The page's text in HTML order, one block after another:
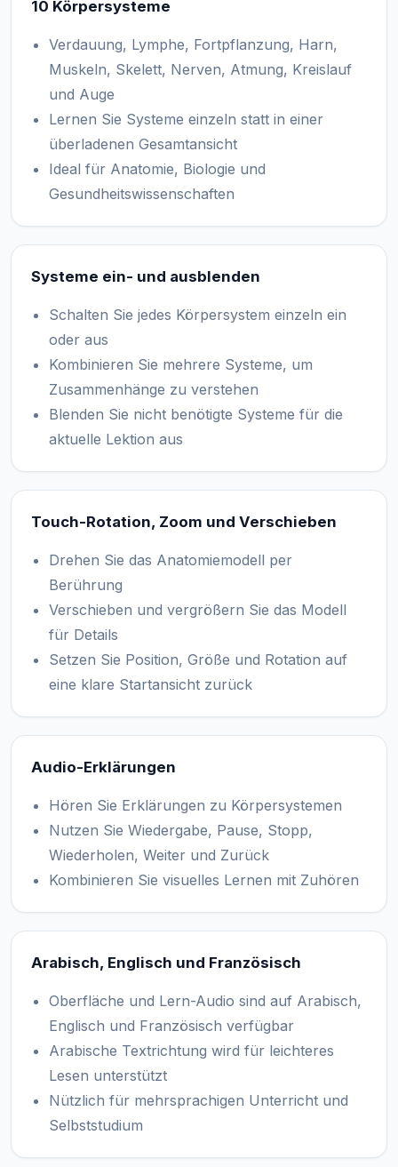
10 Körpersysteme
Verdauung, Lymphe, Fortpflanzung, Harn,
Muskeln, Skelett, Nerven, Atmung, Kreislauf
und Auge
Lernen Sie Systeme einzeln statt in einer
überladenen Gesamtansicht
Ideal für Anatomie, Biologie und
Gesundheitswissenschaften
Systeme ein- und ausblenden
Schalten Sie jedes Körpersystem einzeln ein
oder aus
Kombinieren Sie mehrere Systeme, um
Zusammenhänge zu verstehen
Blenden Sie nicht benötigte Systeme für die
aktuelle Lektion aus
Touch-Rotation, Zoom und Verschieben
Drehen Sie das Anatomiemodell per
Berührung
Verschieben und vergrößern Sie das Modell
für Details
Setzen Sie Position, Größe und Rotation auf
eine klare Startansicht zurück
Audio-Erklärungen
Hören Sie Erklärungen zu Körpersystemen
Nutzen Sie Wiedergabe, Pause, Stopp,
Wiederholen, Weiter und Zurück
Kombinieren Sie visuelles Lernen mit Zuhören
Arabisch, Englisch und Französisch
Oberfläche und Lern-Audio sind auf Arabisch,
Englisch und Französisch verfügbar
Arabische Textrichtung wird für leichteres
Lesen unterstützt
Nützlich für mehrsprachigen Unterricht und
Selbststudium